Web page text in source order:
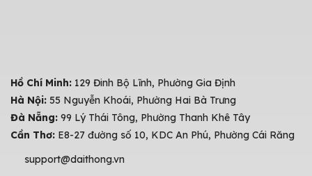
Hồ Chí Minh: 129 Đinh Bộ Lĩnh, Phường Gia Định
Hà Nội: 55 Nguyễn Khoái, Phường Hai Bà Trưng
Đà Nẵng: 99 Lý Thái Tông, Phường Thanh Khê Tây
Cần Thơ: E8-27 đường số 10, KDC An Phú, Phường Cái Răng
support@daithong.vn